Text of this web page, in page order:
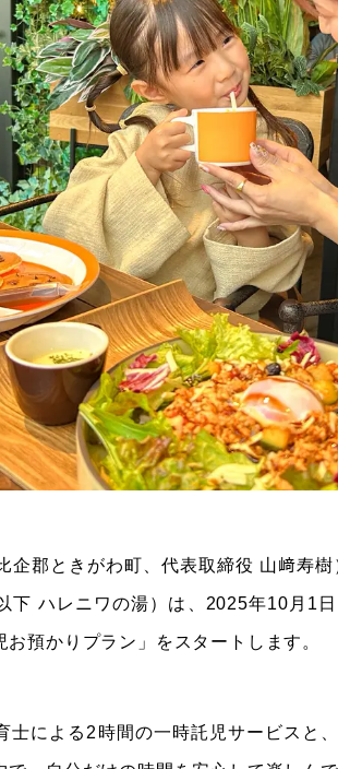
企郡ときがわ町、代表取締役 山﨑寿
下 ハレニワの湯）は、2025年10月1
預かりプラン」をスタートします。
士による2時間の一時託児サービスと